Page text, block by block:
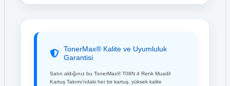
TonerMax® Kalite ve Uyumluluk
Garantisi
Satın aldığınız bu TonerMax® T08N 4 Renk Muadil
Kartuş Takımı'ndaki her bir kartuş, yüksek kalite